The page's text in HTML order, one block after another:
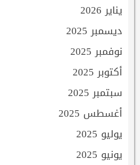
يناير 2026
ديسمبر 2025
نوفمبر 2025
أكتوبر 2025
سبتمبر 2025
أغسطس 2025
يوليو 2025
يونيو 2025